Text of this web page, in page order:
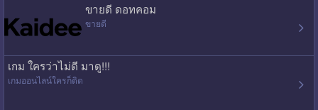
ขายดี ดอทคอม
ขายดี
เกม ใครว่าไม่ดี มาดู!!!
เกมออนไลน์ใครก็ติด